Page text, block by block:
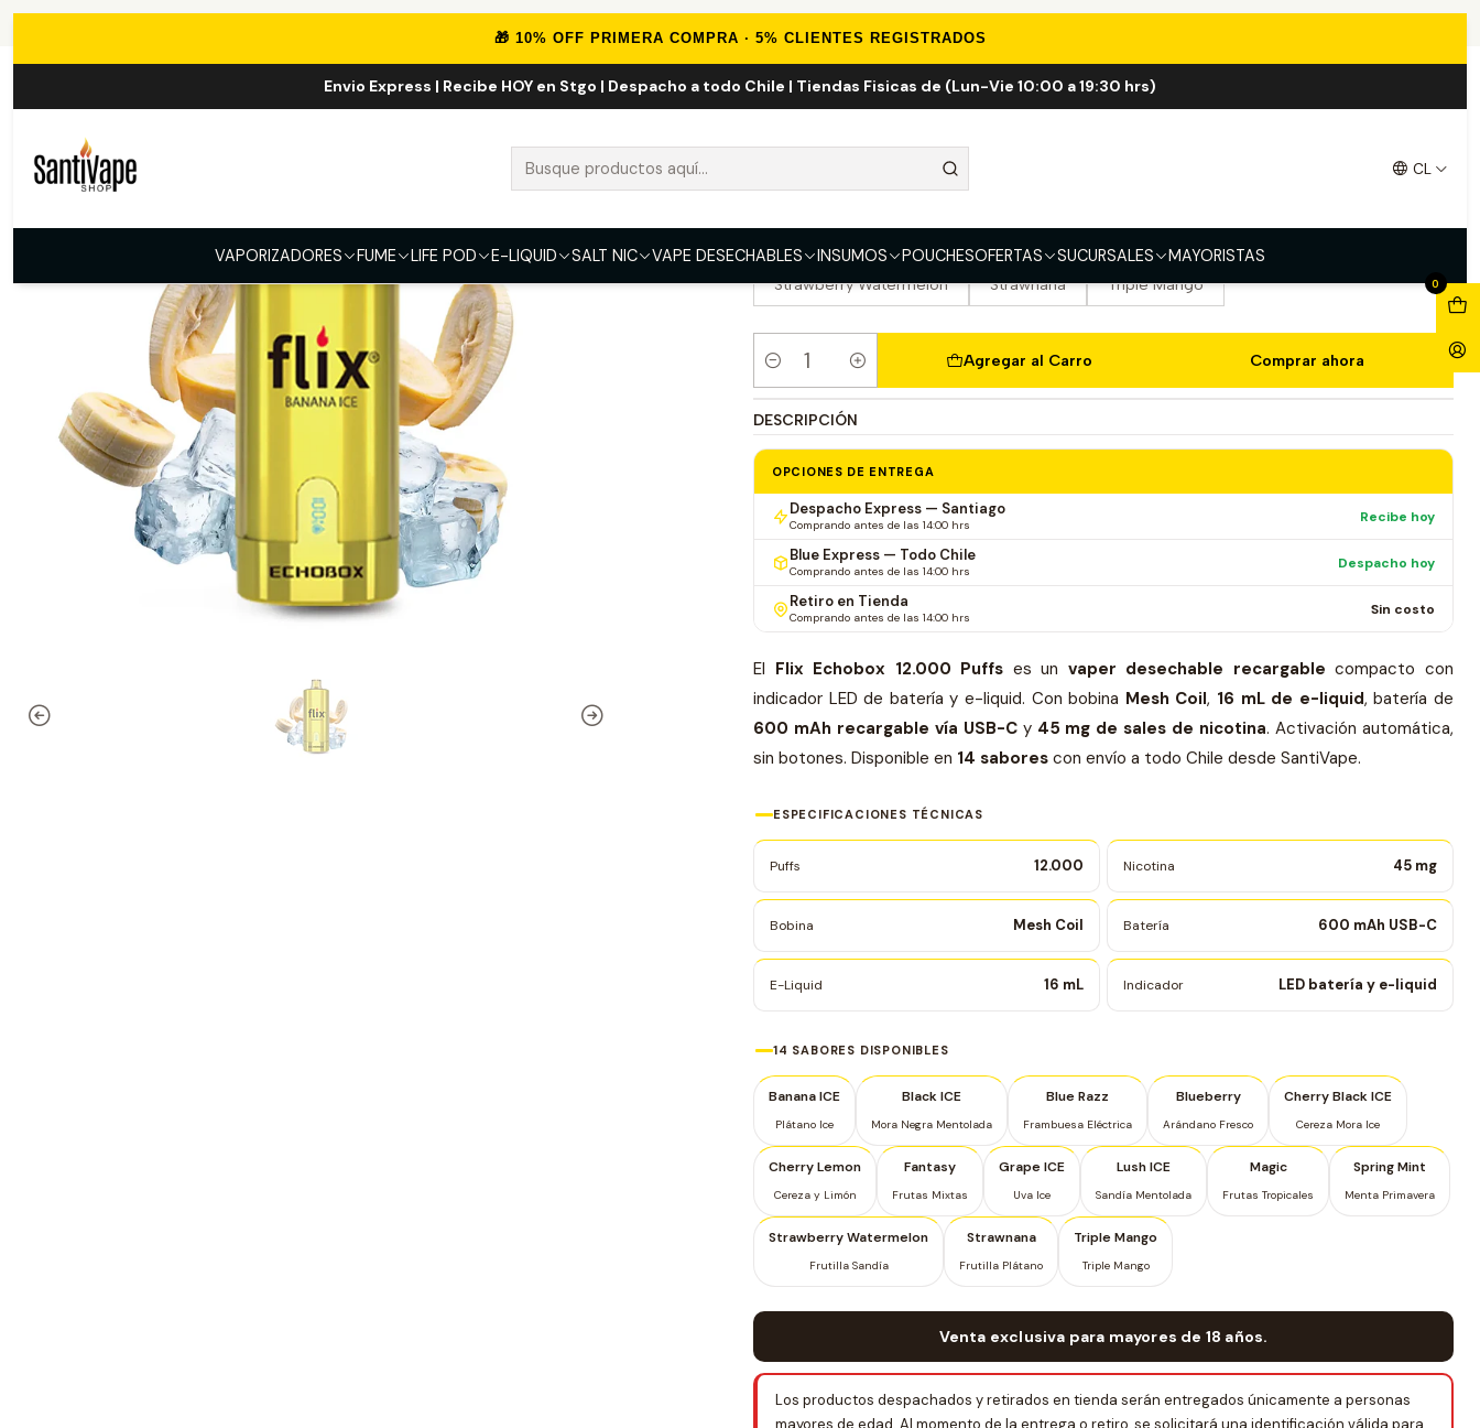
🎁 10% OFF PRIMERA COMPRA · 5% CLIENTES REGISTRADOS
Envio Express | Recibe HOY en Stgo | Despacho a todo Chile | Tiendas Fisicas de (Lun-Vie 10:00 a 19:30 hrs)
CL
VAPORIZADORES FUME LIFE POD E-LIQUID SALT NIC VAPE DESECHABLES INSUMOS POUCHESOFERTAS SUCURSALES MAYORISTAS
0
Flix Echobox 12000 Puff
Banana ICE Black ICE
Strawberry Watermelon Strawnana Triple Mango
Cantidad
Agregar al Carro Comprar ahora
DESCRIPCIÓN
OPCIONES DE ENTREGA
Despacho Express — Santiago
Comprando antes de las 14:00 hrs Recibe hoy
Blue Express — Todo Chile
Comprando antes de las 14:00 hrs Despacho hoy
Retiro en Tienda
Comprando antes de las 14:00 hrs Sin costo
El Flix Echobox 12.000 Puffs es un vaper desechable recargable compacto con
indicador LED de batería y e-liquid. Con bobina Mesh Coil, 16 mL de e-liquid, batería de
600 mAh recargable vía USB-Cy 45 mg de sales de nicotina. Activación automática,
sin botones. Disponible en 14 sabores con envío a todo Chile desde SantiVape.
ESPECIFICACIONES TÉCNICAS
Puffs 12.000 Nicotina 45 mg
Bobina Mesh Coil Batería 600 mAh USB-C
E-Liquid 16 mL Indicador LED batería y e-liquid
14 SABORES DISPONIBLES
Banana ICE
Plátano Ice
Black ICE
Mora Negra Mentolada
Blue Razz
Frambuesa Eléctrica
Blueberry
Arándano Fresco
Cherry Black ICE
Cereza Mora Ice
Cherry Lemon
Cereza y Limón
Fantasy
Frutas Mixtas
Grape ICE
Uva Ice
Lush ICE
Sandía Mentolada
Magic
Frutas Tropicales
Spring Mint
Menta Primavera
Strawberry Watermelon
Frutilla Sandía
Strawnana
Frutilla Plátano
Triple Mango
Triple Mango
Venta exclusiva para mayores de 18 años.
Los productos despachados y retirados en tienda serán entregados únicamente a personas
mayores de edad. Al momento de la entrega o retiro, se solicitará una identificación válida para